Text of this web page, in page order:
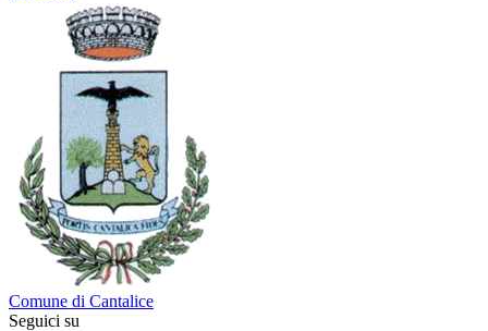
Comune di Cantalice
Seguici su